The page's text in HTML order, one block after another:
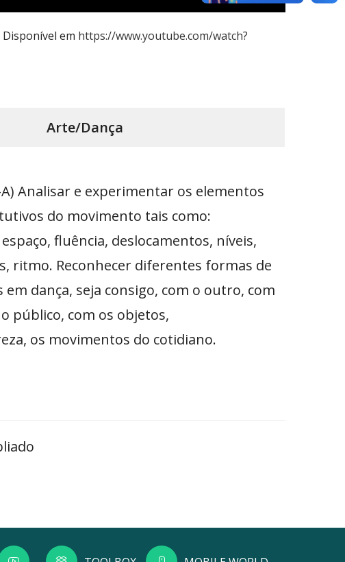
Disponível em https://www.youtube.com/watch?
Arte/Dança
A) Analisar e experimentar os elementos
do movimento tais como:
fluência, deslocamentos, níveis,
ritmo. Reconhecer diferentes formas de
dança, seja consigo, com o outro, com
o público, com os objetos,
os movimentos do cotidiano.